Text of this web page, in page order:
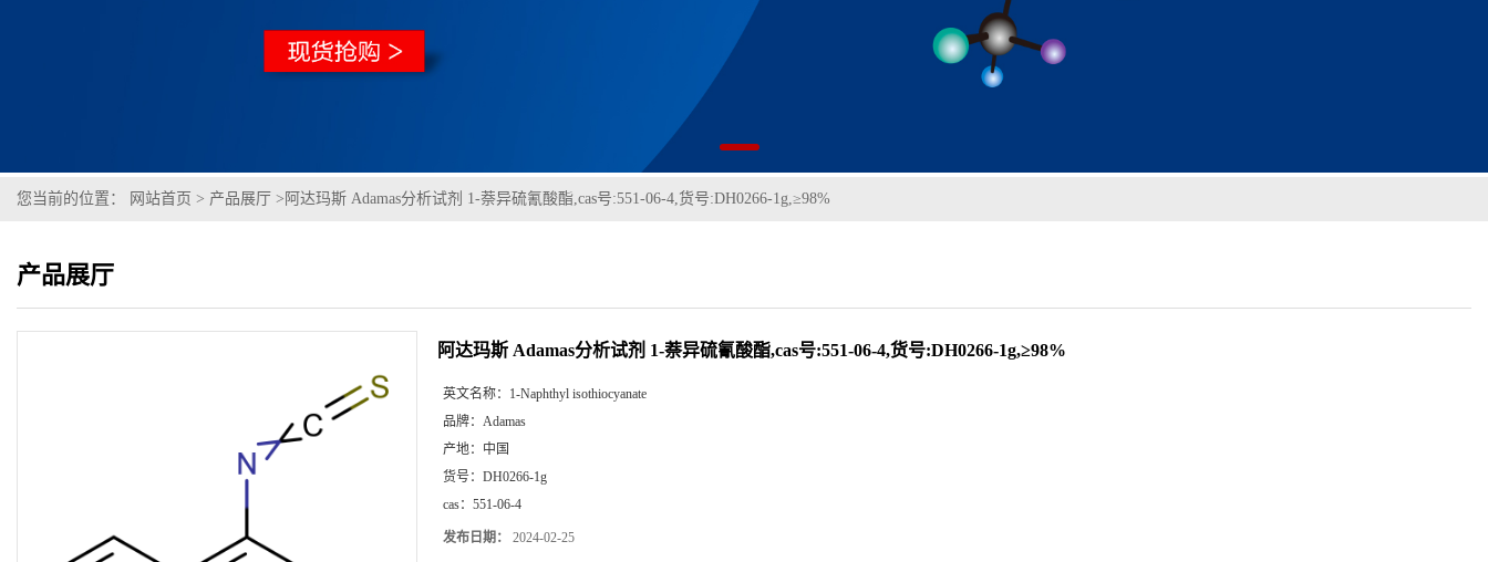
您当前的位置： 网站首页 > 产品展厅 > 阿达玛斯 Adamas分析试剂 1-萘异硫氰酸酯,cas号:551-06-4,货号:DH0266-1g,≥98%
产品展厅
阿达玛斯 Adamas分析试剂 1-萘异硫氰酸酯,cas号:551-06-4,货号:DH0266-1g,≥98%
英文名称： 1-Naphthyl isothiocyanate
品牌： Adamas
产地： 中国
货号： DH0266-1g
cas： 551-06-4
发布日期： 2024-02-25